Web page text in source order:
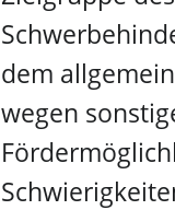
dem
wegen